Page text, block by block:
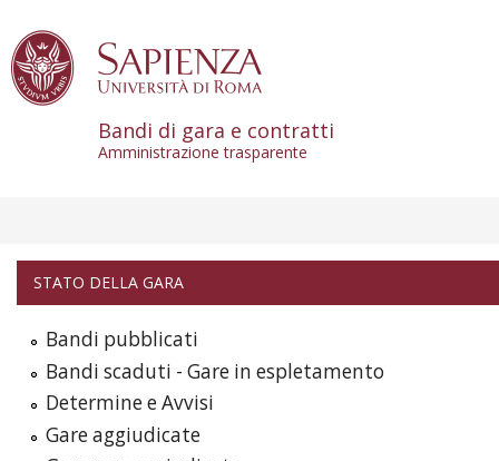
Bandi di gara e contratti
Amministrazione trasparente
STATO DELLA GARA
Bandi pubblicati
Bandi scaduti - Gare in espletamento
Determine e Avvisi
Gare aggiudicate